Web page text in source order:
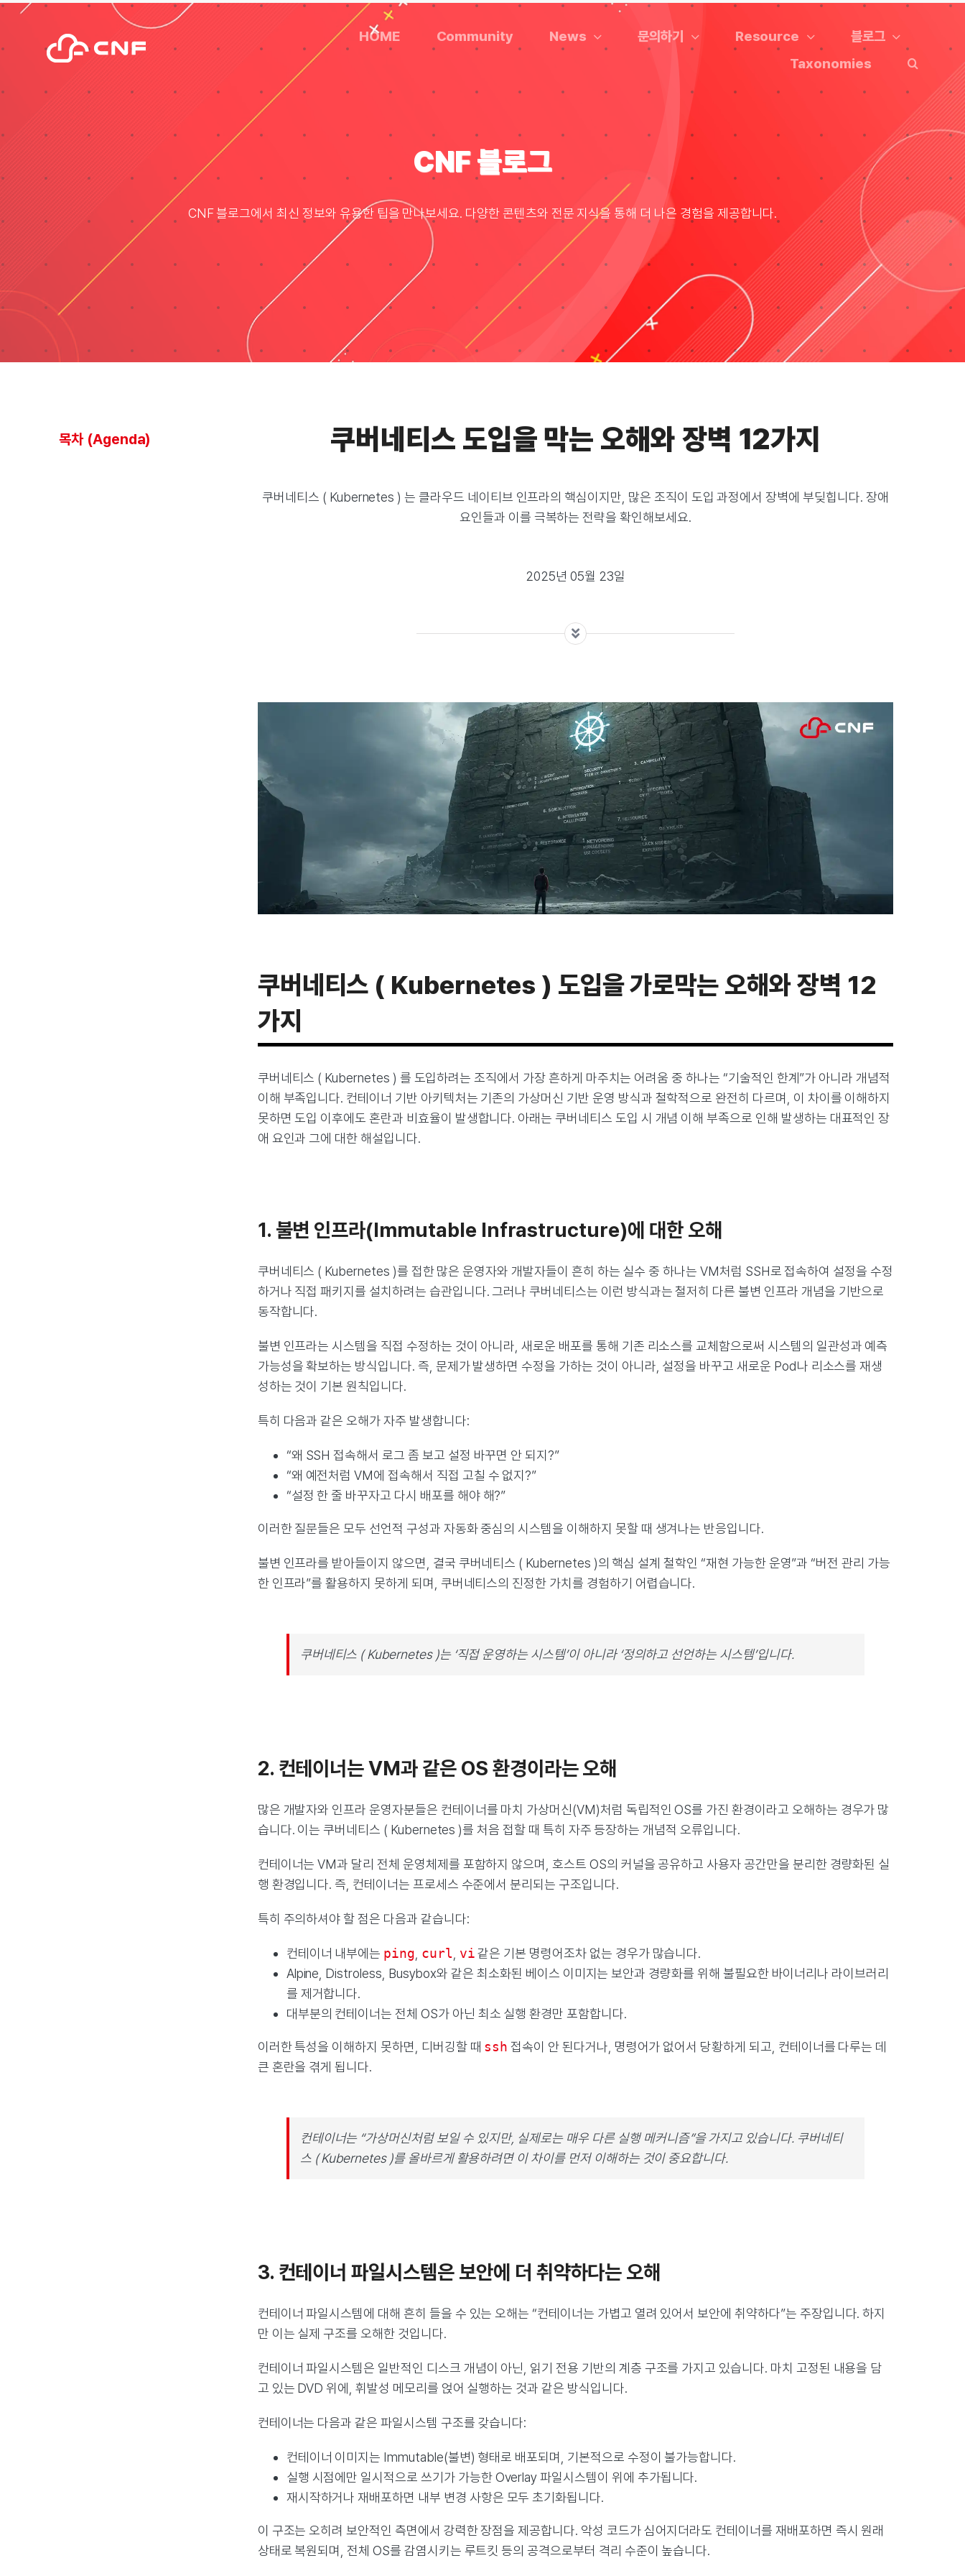
Skip
content
HOME Community News 문의하기 Resource
블로그
Taxonomies
CNF 블로그
CNF 블로그에서 최신 정보와 유용한 팁을 만나보세요. 다양한 콘텐츠와 전문 지식을 통해 더 나은 경험을 제공합니다.
목차 (Agenda) 쿠버네티스 도입을 막는 오해와 장벽 12가지
쿠버네티스 ( Kubernetes ) 는 클라우드 네이티브 인프라의 핵심이지만, 많은 조직이 도입 과정에서 장벽에 부딪힙니다. 장애
요인들과 이를 극복하는 전략을 확인해보세요.
2025년 05월 23일
쿠버네티스 ( Kubernetes ) 도입을 가로막는 오해와 장벽 12
가지
쿠버네티스 ( Kubernetes ) 를 도입하려는 조직에서 가장 흔하게 마주치는 어려움 중 하나는 “기술적인 한계”가 아니라 개념적
이해 부족입니다. 컨테이너 기반 아키텍처는 기존의 가상머신 기반 운영 방식과 철학적으로 완전히 다르며, 이 차이를 이해하지
못하면 도입 이후에도 혼란과 비효율이 발생합니다. 아래는 쿠버네티스 도입 시 개념 이해 부족으로 인해 발생하는 대표적인 장
애 요인과 그에 대한 해설입니다.
1. 불변 인프라(Immutable Infrastructure)에 대한 오해
쿠버네티스 ( Kubernetes )를 접한 많은 운영자와 개발자들이 흔히 하는 실수 중 하나는 VM처럼 SSH로 접속하여 설정을 수정
하거나 직접 패키지를 설치하려는 습관입니다. 그러나 쿠버네티스는 이런 방식과는 철저히 다른 불변 인프라 개념을 기반으로
동작합니다.
불변 인프라는 시스템을 직접 수정하는 것이 아니라, 새로운 배포를 통해 기존 리소스를 교체함으로써 시스템의 일관성과 예측
가능성을 확보하는 방식입니다. 즉, 문제가 발생하면 수정을 가하는 것이 아니라, 설정을 바꾸고 새로운 Pod나 리소스를 재생
성하는 것이 기본 원칙입니다.
특히 다음과 같은 오해가 자주 발생합니다:
“왜 SSH 접속해서 로그 좀 보고 설정 바꾸면 안 되지?”
“왜 예전처럼 VM에 접속해서 직접 고칠 수 없지?”
“설정 한 줄 바꾸자고 다시 배포를 해야 해?”
이러한 질문들은 모두 선언적 구성과 자동화 중심의 시스템을 이해하지 못할 때 생겨나는 반응입니다.
불변 인프라를 받아들이지 않으면, 결국 쿠버네티스 ( Kubernetes )의 핵심 설계 철학인 “재현 가능한 운영”과 “버전 관리 가능
한 인프라”를 활용하지 못하게 되며, 쿠버네티스의 진정한 가치를 경험하기 어렵습니다.
쿠버네티스 ( Kubernetes )는 ‘직접 운영하는 시스템’이 아니라 ‘정의하고 선언하는 시스템’입니다.
2. 컨테이너는 VM과 같은 OS 환경이라는 오해
많은 개발자와 인프라 운영자분들은 컨테이너를 마치 가상머신(VM)처럼 독립적인 OS를 가진 환경이라고 오해하는 경우가 많
습니다. 이는 쿠버네티스 ( Kubernetes )를 처음 접할 때 특히 자주 등장하는 개념적 오류입니다.
컨테이너는 VM과 달리 전체 운영체제를 포함하지 않으며, 호스트 OS의 커널을 공유하고 사용자 공간만을 분리한 경량화된 실
행 환경입니다. 즉, 컨테이너는 프로세스 수준에서 분리되는 구조입니다.
특히 주의하셔야 할 점은 다음과 같습니다:
컨테이너 내부에는 ping curl vi같은 기본 명령어조차 없는 경우가 많습니다.
Alpine, Distroless, Busybox와 같은 최소화된 베이스 이미지는 보안과 경량화를 위해 불필요한 바이너리나 라이브러리
를 제거합니다.
대부분의 컨테이너는 전체 OS가 아닌 최소 실행 환경만 포함합니다.
이러한 특성을 이해하지 못하면, 디버깅할 때 ssh 접속이 안 된다거나, 명령어가 없어서 당황하게 되고, 컨테이너를 다루는 데
큰 혼란을 겪게 됩니다.
컨테이너는 “가상머신처럼 보일 수 있지만, 실제로는 매우 다른 실행 메커니즘”을 가지고 있습니다. 쿠버네티
스 ( Kubernetes )를 올바르게 활용하려면 이 차이를 먼저 이해하는 것이 중요합니다.
3. 컨테이너 파일시스템은 보안에 더 취약하다는 오해
컨테이너 파일시스템에 대해 흔히 들을 수 있는 오해는 “컨테이너는 가볍고 열려 있어서 보안에 취약하다”는 주장입니다. 하지
만 이는 실제 구조를 오해한 것입니다.
컨테이너 파일시스템은 일반적인 디스크 개념이 아닌, 읽기 전용 기반의 계층 구조를 가지고 있습니다. 마치 고정된 내용을 담
고 있는 DVD 위에, 휘발성 메모리를 얹어 실행하는 것과 같은 방식입니다.
컨테이너는 다음과 같은 파일시스템 구조를 갖습니다:
컨테이너 이미지는 Immutable(불변) 형태로 배포되며, 기본적으로 수정이 불가능합니다.
실행 시점에만 일시적으로 쓰기가 가능한 Overlay 파일시스템이 위에 추가됩니다.
재시작하거나 재배포하면 내부 변경 사항은 모두 초기화됩니다.
이 구조는 오히려 보안적인 측면에서 강력한 장점을 제공합니다. 악성 코드가 심어지더라도 컨테이너를 재배포하면 즉시 원래
상태로 복원되며, 전체 OS를 감염시키는 루트킷 등의 공격으로부터 격리 수준이 높습니다.